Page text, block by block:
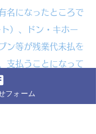
名になったところで
）、ドン・キホー
ン等が残業代未払を
支払うことになって
いても、新聞販売店
フォーム